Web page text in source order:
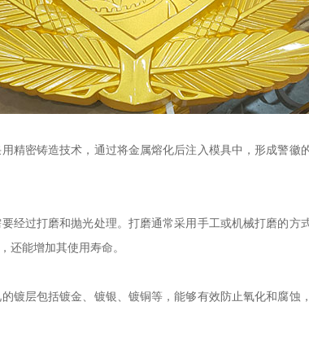
精密铸造技术，通过将金属熔化后注入模具中，形成警
经过打磨和抛光处理。打磨通常采用手工或机械打磨的方
还能增加其使用寿命。
镀层包括镀金、镀银、镀铜等，能够有效防止氧化和腐蚀